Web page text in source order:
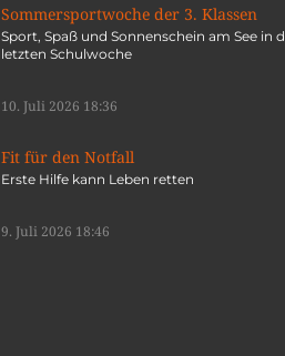
Sommersportwoche der 3. Klassen
Sport, Spaß und Sonnenschein am See in
letzten Schulwoche
10. Juli 2026 18:36
Fit für den Notfall
Erste Hilfe kann Leben retten
9. Juli 2026 18:46